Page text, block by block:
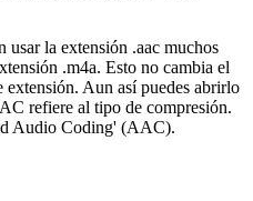
la extensión .aac muchos
.m4a. Esto no cambia el
Aun así puedes abrirlo
refiere al tipo de compresión.
Audio Coding' (AAC).